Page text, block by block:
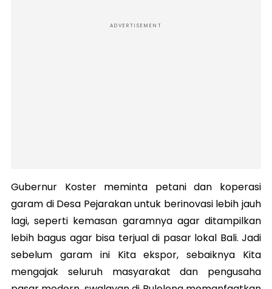
ADVERTISEMENT
Gubernur Koster meminta petani dan koperasi
garam di Desa Pejarakan untuk berinovasi lebih jauh
lagi, seperti kemasan garamnya agar ditampilkan
lebih bagus agar bisa terjual di pasar lokal Bali. Jadi
sebelum garam ini Kita ekspor, sebaiknya Kita
mengajak seluruh masyarakat dan pengusaha